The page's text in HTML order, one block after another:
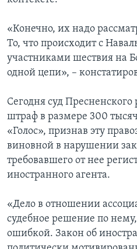
«Конечно, их надо
То, что происходит с
участниками шествия на
одной цепи», –
Сегодня суд
штраф в размере 300
«Голос», признав эту
виновной в нарушении
требовавшего от нее
иностранного агента.
«Дело в отношении
судебное решение по
ошибкой. Закон об